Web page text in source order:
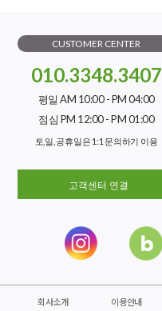
CUSTOMER CENTER
010.3348.3407
평일 AM 10:00 - PM 04:00
점심 PM 12:00 - PM 01:00
토,일, 공휴일은 1:1 문의하기 이용
고객센터 연결
회사소개 이용안내